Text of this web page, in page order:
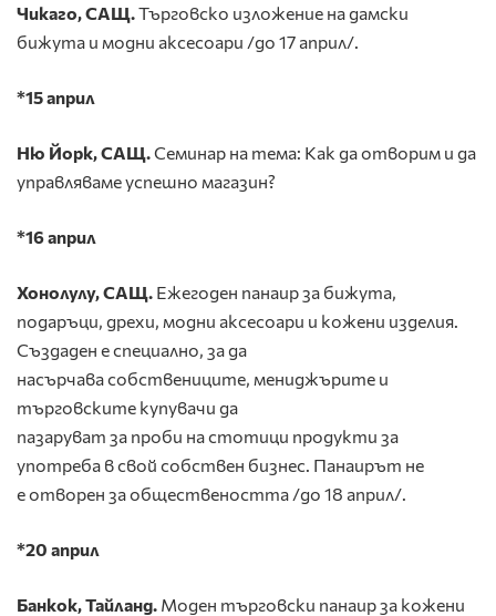
Чикаго, САЩ.Търговско изложение на дамски
бижута и модни аксесоари /до 17 април/.
*15 април
Ню Йорк, САЩ.Семинар на тема: Как да отворим и да
управляваме успешно магазин?
*16 април
Хонолулу, САЩ. Ежегоден панаир за бижута,
подаръци, дрехи, модни аксесоари и кожени изделия.
Създаден е специално, за да
насърчава собствениците, мениджърите и
търговските купувачи да
пазаруват за проби на стотици продукти за
употреба в свой ​​собствен бизнес. Панаирът не
е отворен за обществеността /до 18 април/.
*20 април
Банкок, Тайланд. Моден търговски панаир за кожени